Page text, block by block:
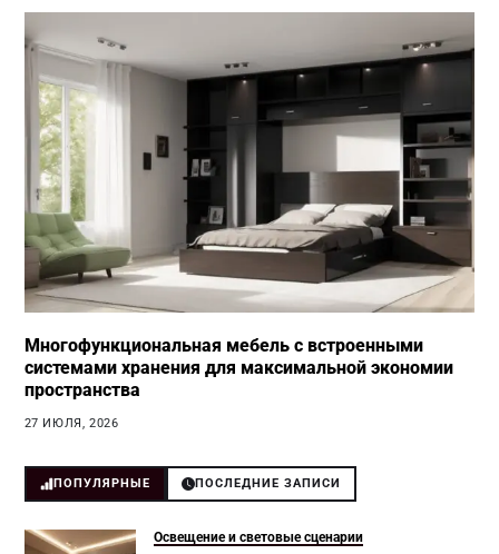
Многофункциональная мебель с встроенными
системами хранения для максимальной экономии
пространства
27 ИЮЛЯ, 2026
ПОПУЛЯРНЫЕ ПОСЛЕДНИЕ ЗАПИСИ
Освещение и световые сценарии